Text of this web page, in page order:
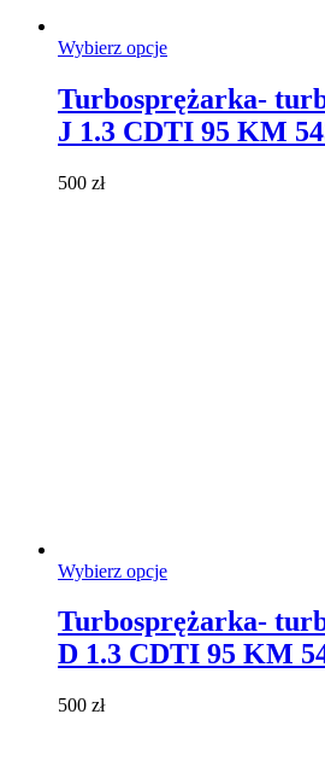
Wybierz opcjeTen
wiele
wariantów.
Turbosprężarka-
J 1.3 CDTI 95 KM
500 zł
Wybierz opcjeTen
ma
wiele
wariantów.
Turbosprężarka-
D 1.3 CDTI 95 KM
500 zł